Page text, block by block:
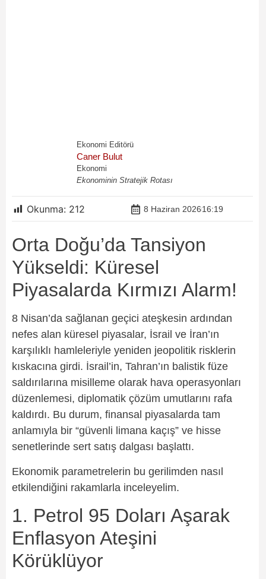
Ekonomi Editörü
Caner Bulut
Ekonomi
Ekonominin Stratejik Rotası
Okunma: 212 8 Haziran 202616:19
Orta Doğu’da Tansiyon
Yükseldi: Küresel
Piyasalarda Kırmızı Alarm!
8 Nisan’da sağlanan geçici ateşkesin ardından
nefes alan küresel piyasalar, İsrail ve İran’ın
karşılıklı hamleleriyle yeniden jeopolitik risklerin
kıskacına girdi. İsrail’in, Tahran’ın balistik füze
saldırılarına misilleme olarak hava operasyonları
düzenlemesi, diplomatik çözüm umutlarını rafa
kaldırdı. Bu durum, finansal piyasalarda tam
anlamıyla bir “güvenli limana kaçış” ve hisse
senetlerinde sert satış dalgası başlattı.
Ekonomik parametrelerin bu gerilimden nasıl
etkilendiğini rakamlarla inceleyelim.
1. Petrol 95 Doları Aşarak
Enflasyon Ateşini
Körüklüyor